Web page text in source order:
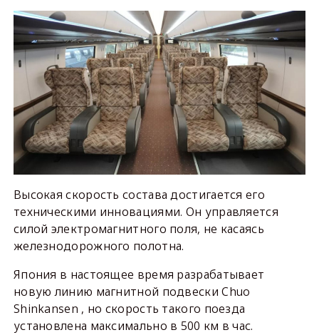
Высокая скорость состава достигается его
техническими инновациями. Он управляется
силой электромагнитного поля, не касаясь
железнодорожного полотна.
Япония в настоящее время разрабатывает
новую линию магнитной подвески Chuo
Shinkansen , но скорость такого поезда
установлена максимально в 500 км в час.